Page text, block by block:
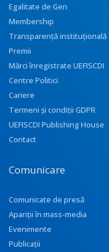
Egalitate de Gen
Membership
Transparenţă instituţională
Premii
Mărci înregistrate UEFISCDI
Centre Politici
Cariere
Termeni și condiții GDPR
UEFISCDI Publishing House
Contact
Comunicare
Comunicate de presă
Apariţii în mass-media
Evenimente
Publicații